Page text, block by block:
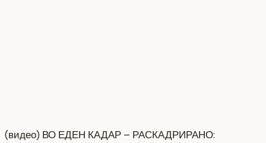
(видео) ВО ЕДЕН КАДАР – РАСКАДРИРАНО: